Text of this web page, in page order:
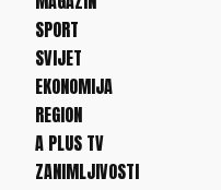
SPORT
SVIJET
EKONOMIJA
REGION
A PLUS TV
ZANIMLJIVOSTI